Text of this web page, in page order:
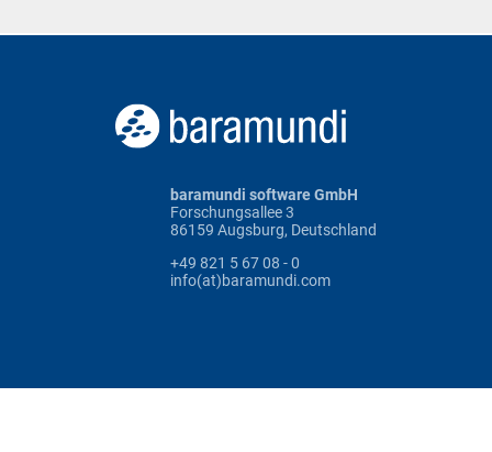
baramundi software GmbH
Forschungsallee 3
86159 Augsburg, Deutschland
+49 821 5 67 08 - 0
info(at)baramundi.com